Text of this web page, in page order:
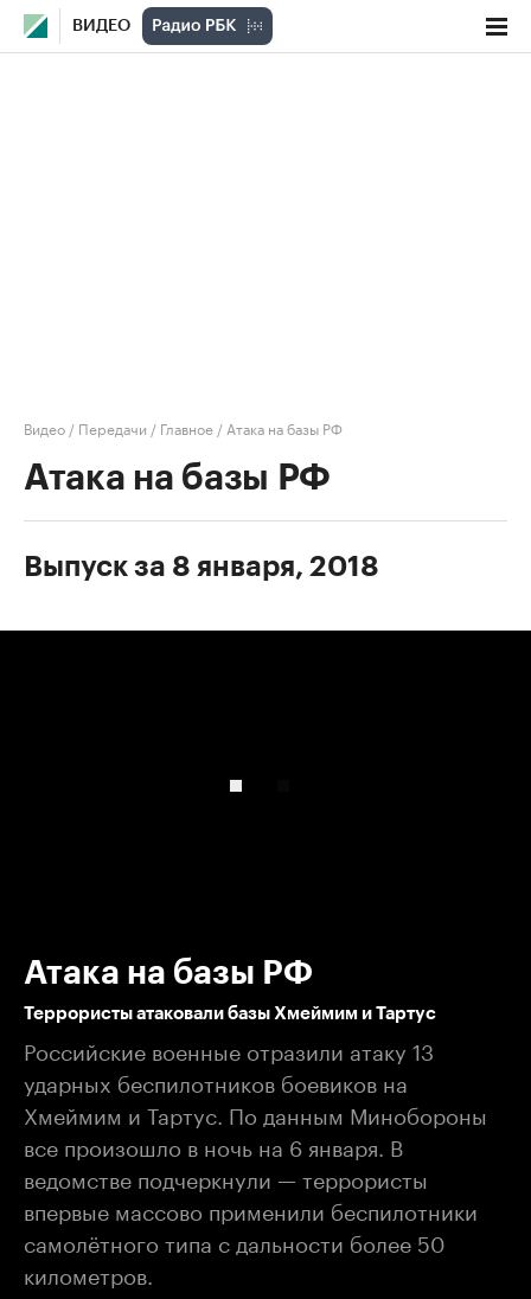
ВИДЕО
Видео / Передачи / Главное / Атака на базы РФ
Атака на базы РФ
Выпуск за 8 января, 2018
Атака на базы РФ
​Террористы атаковали базы Хмеймим и Тартус
Российские военные отразили атаку 13
ударных беспилотников боевиков на
Хмеймим и Тартус. По данным Минобороны
все произошло в ночь на 6 января. В
ведомстве подчеркнули — террористы
впервые массово применили беспилотники
самолётного типа с дальности более 50
километров.